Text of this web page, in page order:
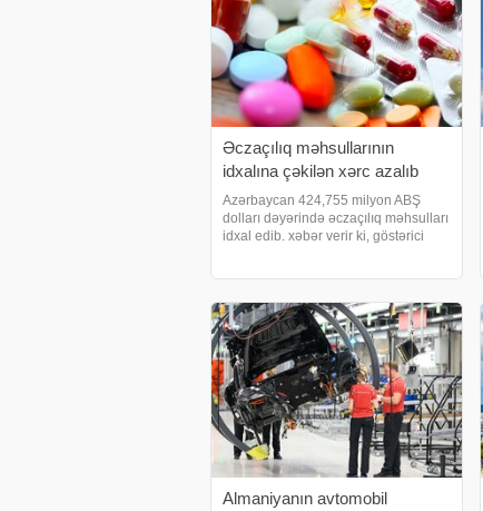
Əczaçılıq məhsullarının
idxalına çəkilən xərc azalıb
Azərbaycan 424,755 milyon ABŞ
dolları dəyərində əczaçılıq məhsulları
idxal edib. xəbər verir ki, göstərici
görə, bu, 2024-c
Almaniyanın avtomobil